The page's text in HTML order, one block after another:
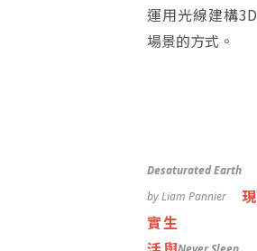
運用光線建構3D
場景的方式。
Desaturated Earth
by Liam Pannier
現
實生